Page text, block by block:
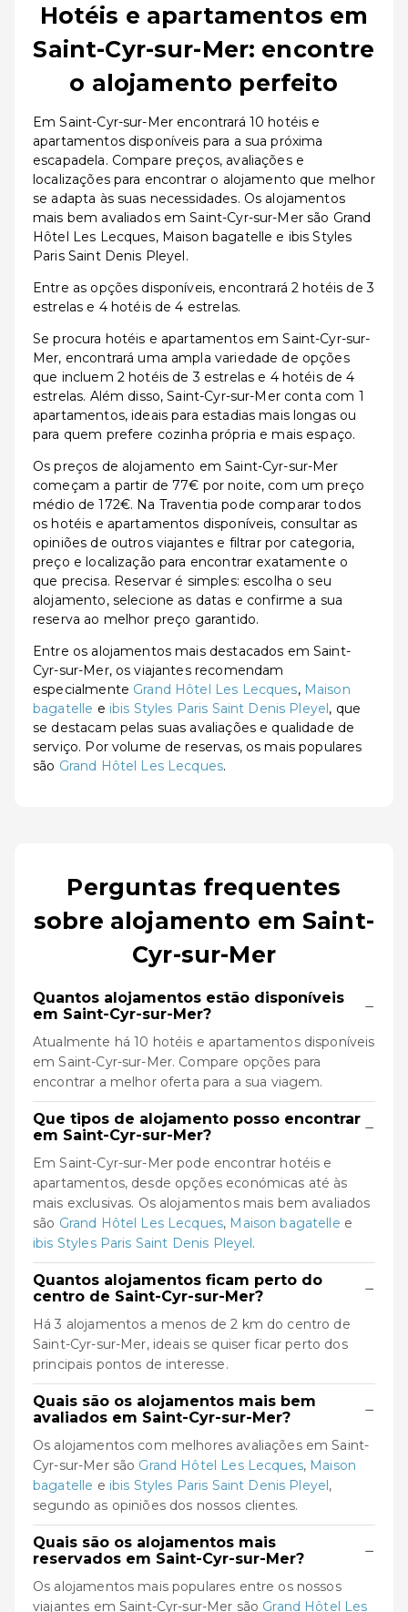
Hotéis e apartamentos em
Saint-Cyr-sur-Mer: encontre
o alojamento perfeito
Em Saint-Cyr-sur-Mer encontrará 10 hotéis e
apartamentos disponíveis para a sua próxima
escapadela. Compare preços, avaliações e
localizações para encontrar o alojamento que melhor
se adapta às suas necessidades. Os alojamentos
mais bem avaliados em Saint-Cyr-sur-Mer são Grand
Hôtel Les Lecques, Maison bagatelle e ibis Styles
Paris Saint Denis Pleyel.
Entre as opções disponíveis, encontrará 2 hotéis de 3
estrelas e 4 hotéis de 4 estrelas.
Se procura hotéis e apartamentos em Saint-Cyr-sur-
Mer, encontrará uma ampla variedade de opções
que incluem 2 hotéis de 3 estrelas e 4 hotéis de 4
estrelas. Além disso, Saint-Cyr-sur-Mer conta com 1
apartamentos, ideais para estadias mais longas ou
para quem prefere cozinha própria e mais espaço.
Os preços de alojamento em Saint-Cyr-sur-Mer
começam a partir de 77€ por noite, com um preço
médio de 172€. Na Traventia pode comparar todos
os hotéis e apartamentos disponíveis, consultar as
opiniões de outros viajantes e filtrar por categoria,
preço e localização para encontrar exatamente o
que precisa. Reservar é simples: escolha o seu
alojamento, selecione as datas e confirme a sua
reserva ao melhor preço garantido.
Entre os alojamentos mais destacados em Saint-
Cyr-sur-Mer, os viajantes recomendam
especialmente Grand Hôtel Les Lecques, Maison
bagatelle e ibis Styles Paris Saint Denis Pleyel, que
se destacam pelas suas avaliações e qualidade de
serviço. Por volume de reservas, os mais populares
são Grand Hôtel Les Lecques.
Perguntas frequentes
sobre alojamento em Saint-
Cyr-sur-Mer
Quantos alojamentos estão disponíveis
em Saint-Cyr-sur-Mer?
−
Atualmente há 10 hotéis e apartamentos disponíveis
em Saint-Cyr-sur-Mer. Compare opções para
encontrar a melhor oferta para a sua viagem.
Que tipos de alojamento posso encontrar
em Saint-Cyr-sur-Mer?
−
Em Saint-Cyr-sur-Mer pode encontrar hotéis e
apartamentos, desde opções económicas até às
mais exclusivas. Os alojamentos mais bem avaliados
são Grand Hôtel Les Lecques, Maison bagatelle e
ibis Styles Paris Saint Denis Pleyel.
Quantos alojamentos ficam perto do
centro de Saint-Cyr-sur-Mer?
−
Há 3 alojamentos a menos de 2 km do centro de
Saint-Cyr-sur-Mer, ideais se quiser ficar perto dos
principais pontos de interesse.
Quais são os alojamentos mais bem
avaliados em Saint-Cyr-sur-Mer?
−
Os alojamentos com melhores avaliações em Saint-
Cyr-sur-Mer são Grand Hôtel Les Lecques, Maison
bagatelle e ibis Styles Paris Saint Denis Pleyel,
segundo as opiniões dos nossos clientes.
Quais são os alojamentos mais
reservados em Saint-Cyr-sur-Mer?
−
Os alojamentos mais populares entre os nossos
viajantes em Saint-Cyr-sur-Mer são Grand Hôtel Les